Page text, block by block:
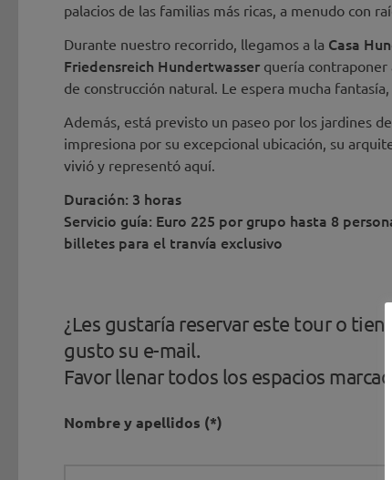
palacios de las familias más ricas, a menudo con
Durante nuestro recorrido, llegamos a la Casa
Friedensreich Hundertwasserquería contraponer
de construcción natural. Le espera mucha
Además, está previsto un paseo por los jardines
impresiona por su excepcional ubicación, su
vivió y representó aquí.
Duración: 3 horas
Servicio guía: Euro 225 por grupo hasta 8
billetes para el tranvía exclusivo
¿Les gustaría reservar este tour o
gusto su e-mail.
Favor llenar todos los espacios
Nombre y apellidos (*)